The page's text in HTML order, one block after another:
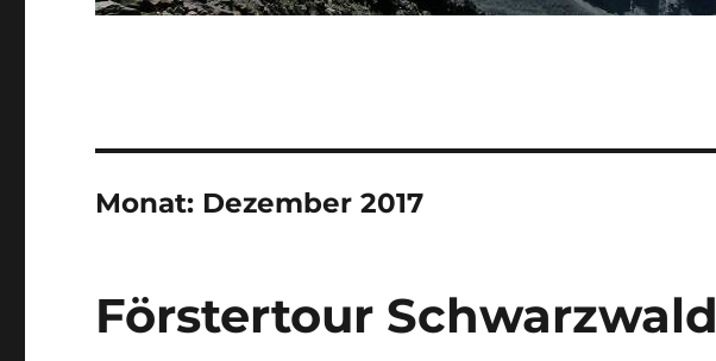
Monat: Dezember 2017
Förstertour Schwarzwald